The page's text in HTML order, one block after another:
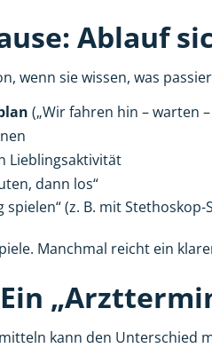
Ablauf
wenn sie wissen, was
(„Wir fahren hin – warten
Lieblingsaktivität
dann los“
(z. B. mit
Manchmal reicht ein
kann den Unterschied